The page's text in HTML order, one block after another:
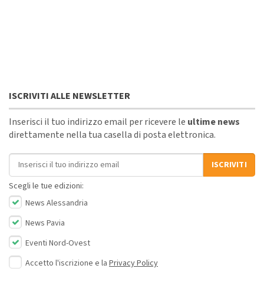
ISCRIVITI ALLE NEWSLETTER
Inserisci il tuo indirizzo email per ricevere le ultime news
direttamente nella tua casella di posta elettronica.
Indirizzo email
ISCRIVITI
Scegli le tue edizioni:
News Alessandria
News Pavia
Eventi Nord-Ovest
Accetto l'iscrizione e la Privacy Policy